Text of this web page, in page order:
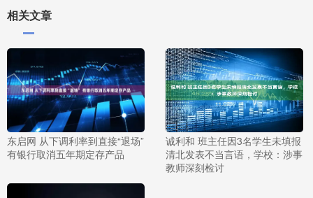
相关文章
东启网 从下调利率到直接“退场”
有银行取消五年期定存产品
诚利和 班主任因3名学生未填报
清北发表不当言语，学校：涉事
教师深刻检讨